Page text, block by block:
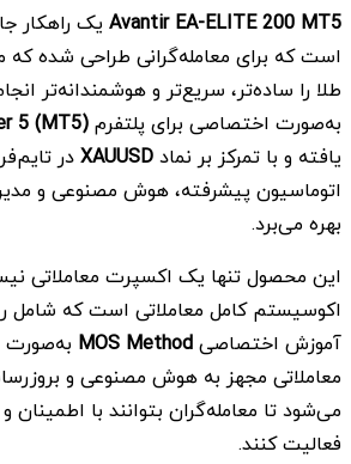
Avantir EA-ELITE 200 MT5 یک راهکار
است که برای معامله‌گرانی طراحی شده که
طلا را ساده‌تر، سریع‌تر و هوشمندانه‌تر
به‌صورت اختصاصی برای پلتفرم5 (MT5)
یافته و با تمرکز بر نمادXAUUSDدر
اتوماسیون پیشرفته، هوش مصنوعی و
بهره می‌برد.
این محصول تنها یک اکسپرت معاملاتی
اکوسیستم کامل معاملاتی است که شامل
آموزش اختصاصیMOS Method به‌صورت
معاملاتی مجهز به هوش مصنوعی و
می‌شود تا معامله‌گران بتوانند با اطمینان
فعالیت کنند.